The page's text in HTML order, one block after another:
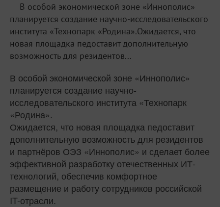
В особой экономической зоне «Иннополис»
планируется создание научно-исследовательского
института «Технопарк «Родина».Ожидается, что
новая площадка педоставит дополнительную
возможность для резидентов...
В особой экономической зоне «Иннополис»
планируется создание научно-
исследовательского института «Технопарк
«Родина».
Ожидается, что новая площадка педоставит
дополнительную возможность для резидентов
и партнёров ОЭЗ «Иннополис» и сделает более
эффективной разработку отечественных ИТ-
технологий, обеспечив комфортное
размещение и работу сотрудников российской
IT-отрасли.